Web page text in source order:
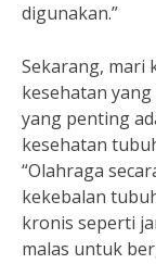
digunakan.”
Sekarang, mari
kesehatan
yang penting
kesehatan
“Olahraga
kekebalan
kronis seperti
malas untuk